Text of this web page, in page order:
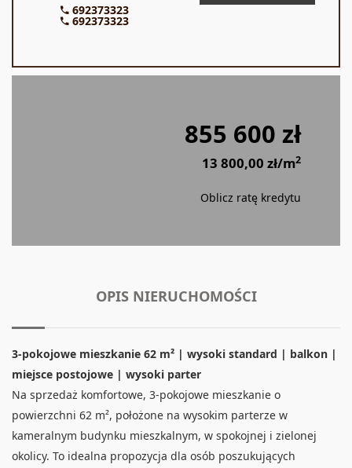
692373323
692373323
855 600 zł
13 800,00 zł/m2
Oblicz ratę kredytu
OPIS NIERUCHOMOŚCI
3-pokojowe mieszkanie 62 m² | wysoki standard | balkon |
miejsce postojowe | wysoki parter
Na sprzedaż komfortowe, 3-pokojowe mieszkanie o
powierzchni 62 m², położone na wysokim parterze w
kameralnym budynku mieszkalnym, w spokojnej i zielonej
okolicy. To idealna propozycja dla osób poszukujących